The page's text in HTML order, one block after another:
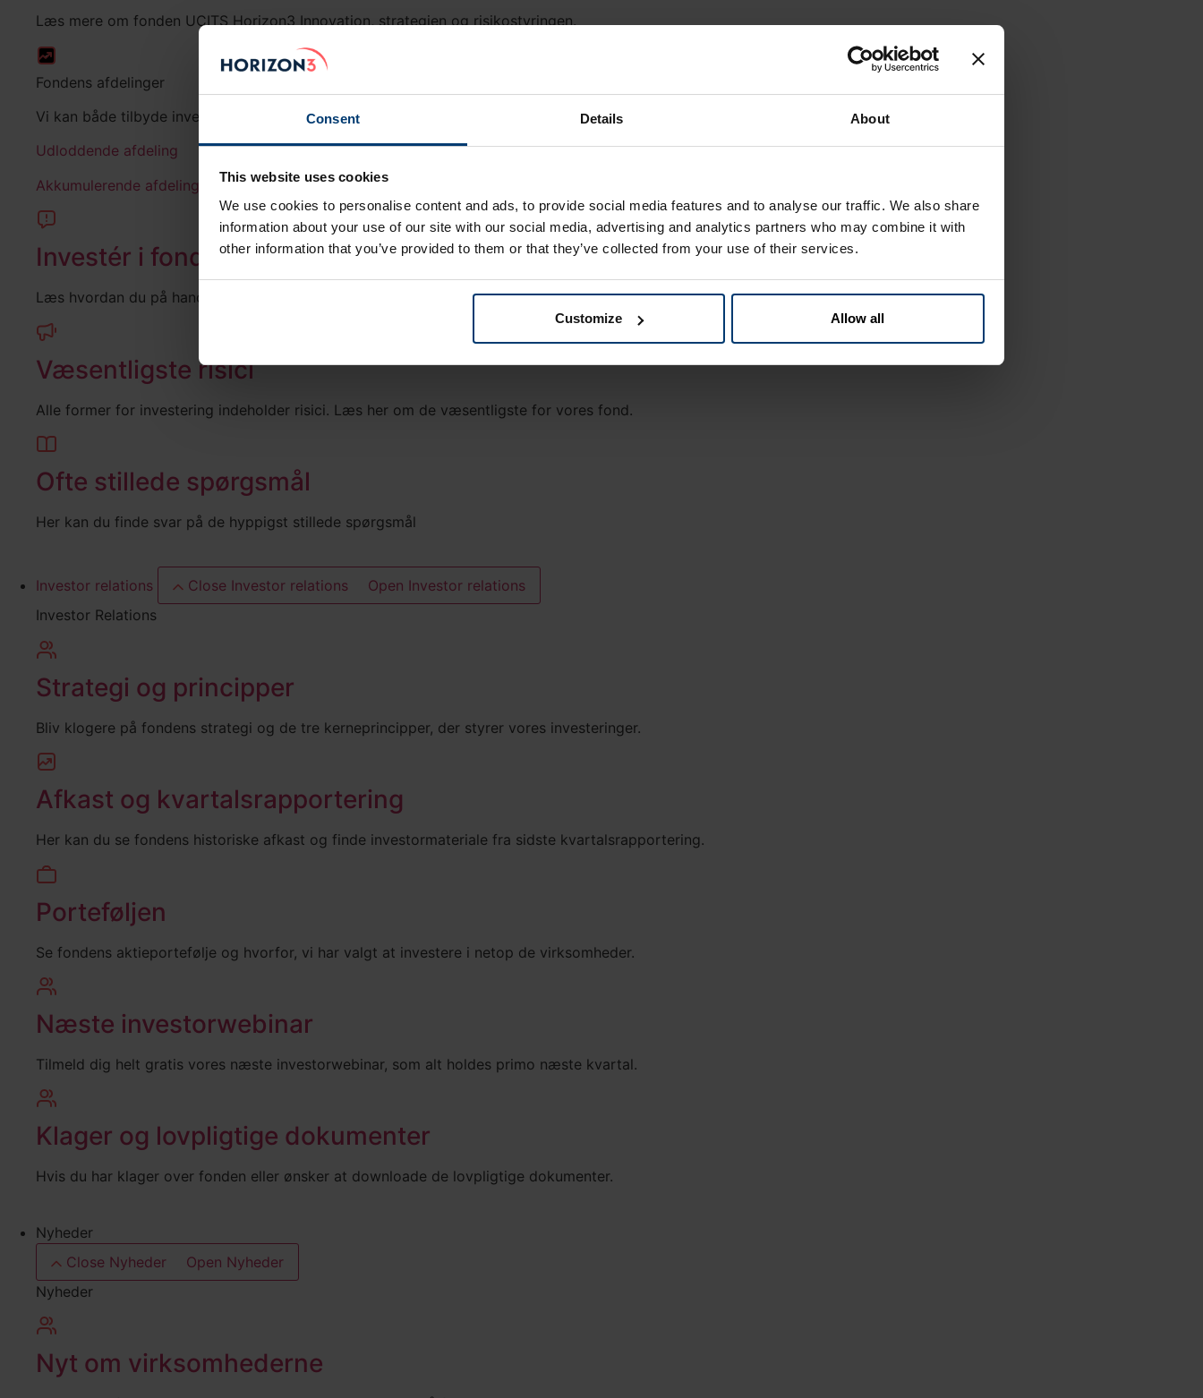
Consent Details About
This website uses cookies
We use cookies to personalise content and ads, to provide social media features and to analyse our traffic. We also share
information about your use of our site with our social media, advertising and analytics partners who may combine it with
other information that you’ve provided to them or that they’ve collected from your use of their services.
Customize Allow all
Læs mere om fonden UCITS Horizon3 Innovation, strategien og risikostyringen.
Fondens afdelinger
Vi kan både tilbyde investorer en udloddende og akkumulerende afdeling af fonden.
Udloddende afdeling
Akkumulerende afdeling
Investér i fonden
Læs hvordan du på handelsplatforme og i netbanker kan investere i fonden.
Væsentligste risici
Alle former for investering indeholder risici. Læs her om de væsentligste for vores fond.
Ofte stillede spørgsmål
Her kan du finde svar på de hyppigst stillede spørgsmål
Investor relations Close Investor relations
Open Investor relations
Investor Relations
Strategi og principper
Bliv klogere på fondens strategi og de tre kerneprincipper, der styrer vores investeringer.
Afkast og kvartalsrapportering
Her kan du se fondens historiske afkast og finde investormateriale fra sidste kvartalsrapportering.
Porteføljen
Se fondens aktieportefølje og hvorfor, vi har valgt at investere i netop de virksomheder.
Næste investorwebinar
Tilmeld dig helt gratis vores næste investorwebinar, som alt holdes primo næste kvartal.
Klager og lovpligtige dokumenter
Hvis du har klager over fonden eller ønsker at downloade de lovpligtige dokumenter.
Nyheder
Close Nyheder
Open Nyheder
Nyheder
Nyt om virksomhederne